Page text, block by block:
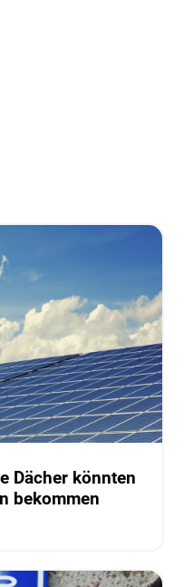
Dächer könnten
bekommen